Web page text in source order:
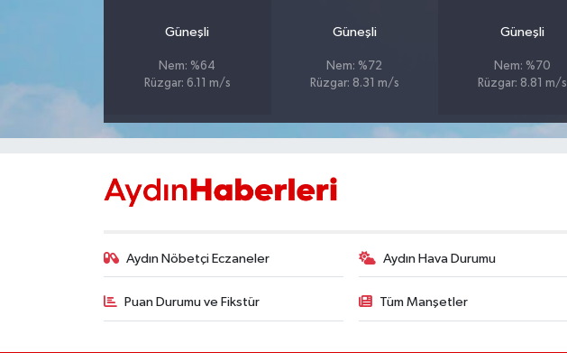
Güneşli
Nem: %64
Rüzgar: 6.11 m/s
Güneşli
Nem: %72
Rüzgar: 8.31 m/s
Güneşli
Nem: %70
Rüzgar: 8.81 m/s
Aydın Nöbetçi Eczaneler Aydın Hava Durumu
Puan Durumu ve Fikstür Tüm Manşetler
ŞİRKET HABERLERİ
TEKNOLOJİ